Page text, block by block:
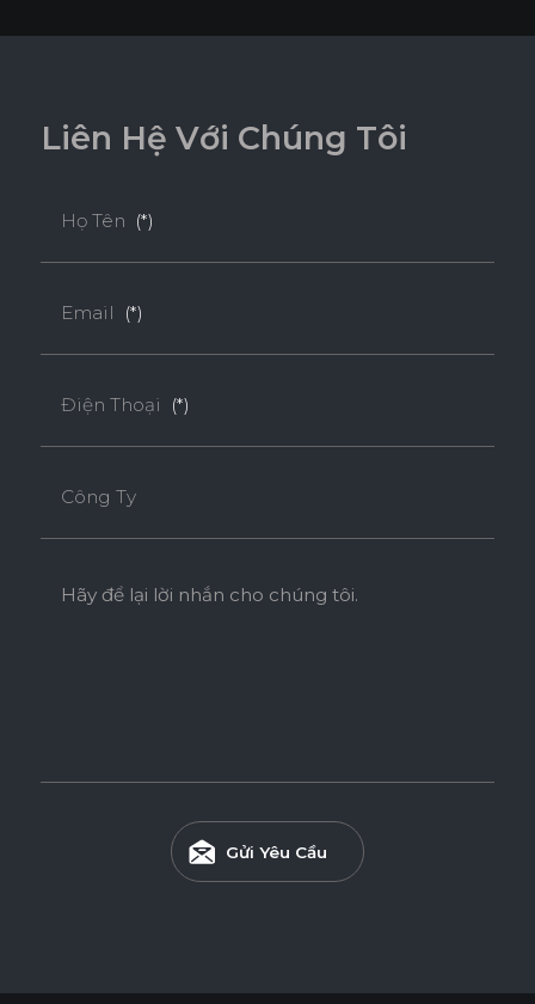
Liên Hệ Với Chúng Tôi
Họ Tên (*)
Email (*)
Điện Thoại (*)
Công Ty
Hãy để lại lời nhắn cho chúng tôi.
Gửi Yêu Cầu